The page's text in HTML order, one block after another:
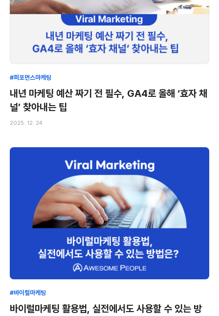
#퍼포먼스마케팅
내년 마케팅 예산 짜기 전 필수, GA4로 올해 ‘효자 채
널’ 찾아내는 팁
2025. 12. 24
#바이럴마케팅
바이럴마케팅 활용법, 실전에서도 사용할 수 있는 방